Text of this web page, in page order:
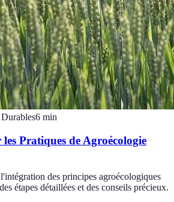
6 min
Pratiques de Agroécologie
des principes agroécologiques
étapes détaillées et des conseils précieux.